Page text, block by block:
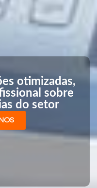
otimizadas,
sobre
do setor